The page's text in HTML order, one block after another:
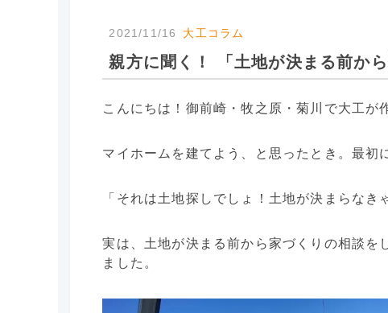
親方に聞く！ 「土地が決まる前か
2021/11/16 大工コラム
こんにちは！御前崎・牧之原・菊川で大工が
マイホームを建てよう、と思ったとき。最初
「それは土地探しでしょ！土地が決まらな
実は、土地が決まる前から家づくりの相談を
ました。